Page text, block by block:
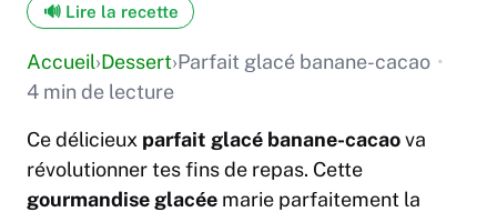
🔊 Lire la recette
Accueil›Dessert›Parfait glacé banane-cacao •
4 min de lecture
Ce délicieux parfait glacé banane-cacaova
révolutionner tes fins de repas. Cette
gourmandise glacée marie parfaitement la